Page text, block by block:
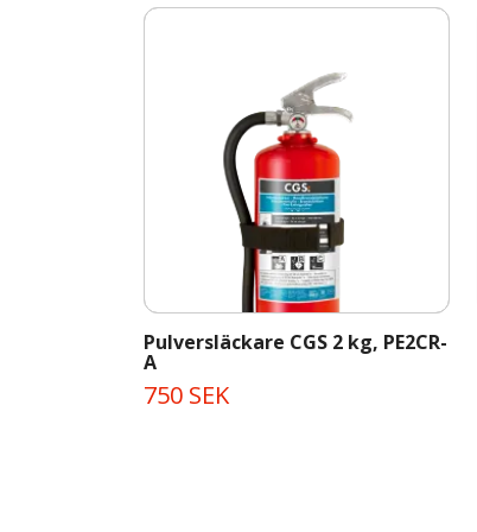
Pulversläckare CGS 2 kg, PE2CR-
A
750 SEK